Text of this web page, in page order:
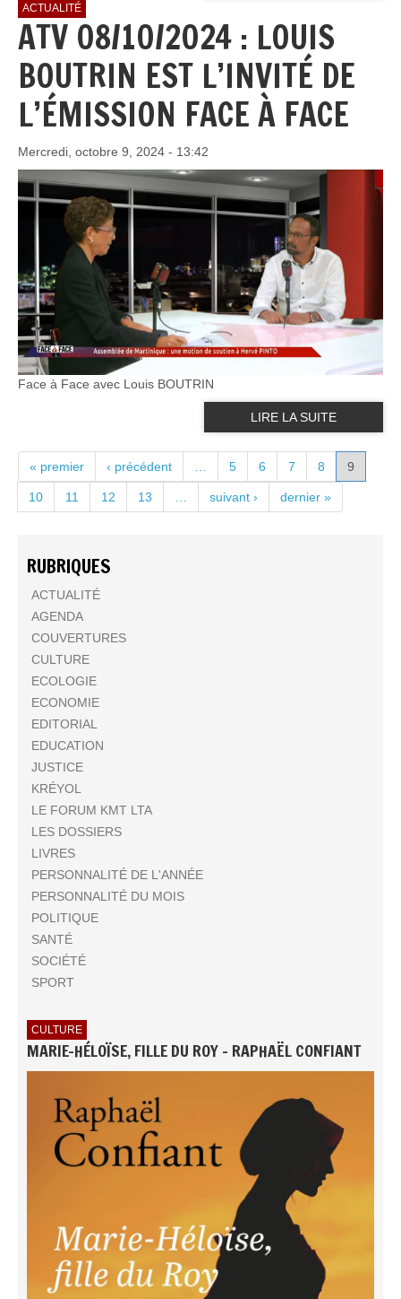
ACTUALITÉ
ATV 08/10/2024 : LOUIS
BOUTRIN EST L’INVITÉ DE
L’ÉMISSION FACE À FACE
Mercredi, octobre 9, 2024 - 13:42
Face à Face avec Louis BOUTRIN
LIRE LA SUITE
PAGES
« premier ‹ précédent 5 6 7 8 9
10 11 12 13 suivant › dernier »
RUBRIQUES
ACTUALITÉ
AGENDA
COUVERTURES
CULTURE
ECOLOGIE
ECONOMIE
EDITORIAL
EDUCATION
JUSTICE
KRÉYOL
LE FORUM KMT LTA
LES DOSSIERS
LIVRES
PERSONNALITÉ DE L'ANNÉE
PERSONNALITÉ DU MOIS
POLITIQUE
SANTÉ
SOCIÉTÉ
SPORT
CULTURE
MARIE-HÉLOÏSE, FILLE DU ROY - RAPHAËL CONFIANT